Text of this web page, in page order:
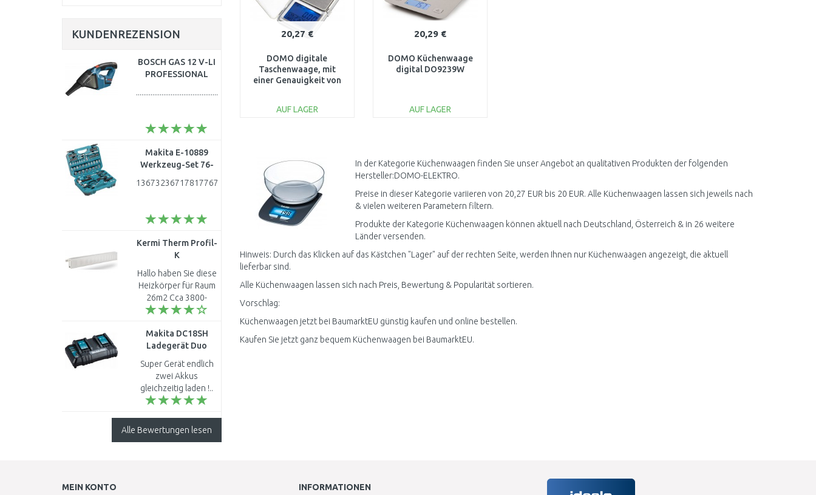
20,27 €
DOMO digitale
Taschenwaage, mit
einer Genauigkeit von
AUF LAGER
Vergleichen
20,29 €
DOMO Küchenwaage
digital DO9239W
AUF LAGER
Vergleichen
In der Kategorie Küchenwaagen finden Sie unser Angebot an qualitativen Produkten der folgenden
Hersteller:DOMO-ELEKTRO.
Preise in dieser Kategorie variieren von 20,27 EUR bis 20 EUR. Alle Küchenwaagen lassen sich jeweils nach
& vielen weiteren Parametern filtern.
Produkte der Kategorie Küchenwaagen können aktuell nach Deutschland, Österreich & in 26 weitere
Länder versenden.
Hinweis: Durch das Klicken auf das Kästchen "Lager" auf der rechten Seite, werden Ihnen nur Küchenwaagen angezeigt, die aktuell
lieferbar sind.
Alle Küchenwaagen lassen sich nach Preis, Bewertung & Popularität sortieren.
Vorschlag:
Küchenwaagen jetzt bei BaumarktEU günstig kaufen und online bestellen.
Kaufen Sie jetzt ganz bequem Küchenwaagen bei BaumarktEU.
KUNDENREZENSION
BOSCH GAS 12 V-LI
PROFESSIONAL
Solo ohne Akku,
.........................................................
Makita E-10889
Werkzeug-Set 76-
136732367178177671781771367323..
Kermi Therm Profil-
K
Kompaktheizkörperr
22 200 / 3000
FK0220203001NXK
Hallo haben Sie diese
Heizkörper für Raum
26m2 Cca 3800-
4000w Danke Mit
Dusko Zavisic ..
Makita DC18SH
Ladegerät Duo
14,4V-18V, Li-ion
199687-4
Super Gerät endlich
zwei Akkus
gleichzeitig laden !..
Alle Bewertungen lesen
MEIN KONTO INFORMATIONEN